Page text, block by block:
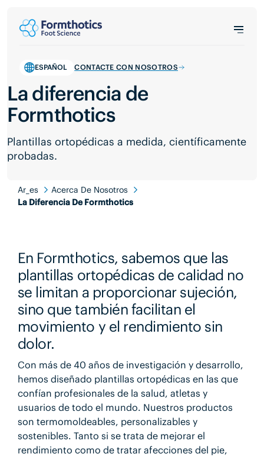
ESPAÑOL CONTACTE CON NOSOTROS
La diferencia de
Formthotics
Plantillas ortopédicas a medida, científicamente
probadas.
Ar_es
Acerca De Nosotros
La Diferencia De Formthotics
En Formthotics, sabemos que las
plantillas ortopédicas de calidad no
se limitan a proporcionar sujeción,
sino que también facilitan el
movimiento y el rendimiento sin
dolor.
Con más de 40 años de investigación y desarrollo,
hemos diseñado plantillas ortopédicas en las que
confían profesionales de la salud, atletas y
usuarios de todo el mundo. Nuestros productos
son termomoldeables, personalizables y
sostenibles. Tanto si se trata de mejorar el
rendimiento como de tratar afecciones del pie,